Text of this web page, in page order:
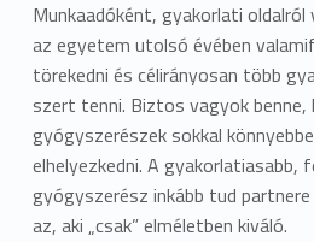
Munkaadóként, gyakorlati
az egyetem utolsó évében
törekedni és célirányosan több
szert tenni. Biztos vagyok
gyógyszerészek sokkal
elhelyezkedni. A gyakorlatiasabb,
gyógyszerész inkább tud
az, aki „csak” elméletben kiváló.